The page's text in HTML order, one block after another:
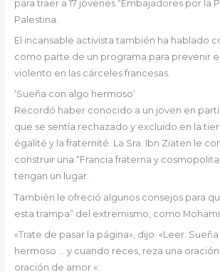
para traer a 17 jóvenes “Embajadores por la
Palestina.
El incansable activista también ha hablado
como parte de un programa para prevenir
violento en las cárceles francesas.
‘Sueña con algo hermoso’
Recordó haber conocido a un joven en
que se sentía rechazado y excluido en la
égalité y la fraternité. La Sra. Ibn Ziaten le
construir una “Francia fraterna y
tengan un lugar.
También le ofreció algunos consejos para
esta trampa” del extremismo, como
«Trate de pasar la página», dijo. «Leer.
hermoso … y cuando reces, reza una
oración de amor «.